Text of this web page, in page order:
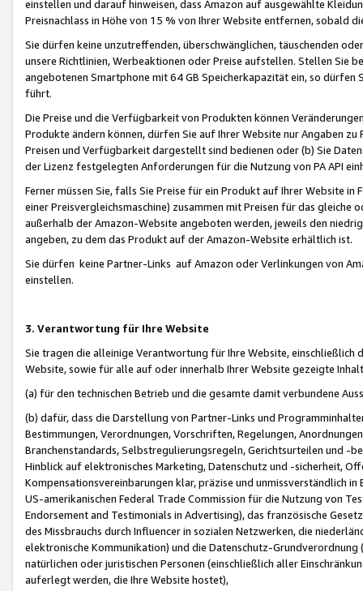
einstellen und darauf hinweisen, dass Amazon auf ausgewählte
Preisnachlass in Höhe von 15 % von Ihrer Website entfernen, sobald
Sie dürfen keine unzutreffenden, überschwänglichen, täuschenden
unsere Richtlinien, Werbeaktionen oder Preise aufstellen. Stellen Sie
angebotenen Smartphone mit 64 GB Speicherkapazität ein, so dürfen
führt.
Die Preise und die Verfügbarkeit von Produkten können
Produkte ändern können, dürfen Sie auf Ihrer Website nur Angaben
Preisen und Verfügbarkeit dargestellt sind bedienen oder (b) Sie
der Lizenz festgelegten Anforderungen für die Nutzung von PA API
Ferner müssen Sie, falls Sie Preise für ein Produkt auf Ihrer Website
einer Preisvergleichsmaschine) zusammen mit Preisen für das
außerhalb der Amazon-Website angeboten werden, jeweils den
angeben, zu dem das Produkt auf der Amazon-Website erhältlich ist.
Sie dürfen keine Partner-Links auf Amazon oder Verlinkungen von
einstellen.
3. Verantwortung für Ihre Website
Sie tragen die alleinige Verantwortung für Ihre Website,
Website, sowie für alle auf oder innerhalb Ihrer Website gezeigte
(a) für den technischen Betrieb und die gesamte damit verbundene
(b) dafür, dass die Darstellung von Partner-Links und
Bestimmungen, Verordnungen, Vorschriften, Regelungen,
Branchenstandards, Selbstregulierungsregeln, Gerichtsurteilen und -
Hinblick auf elektronisches Marketing, Datenschutz und -sicherheit,
Kompensationsvereinbarungen klar, präzise und unmissverständlich
US-amerikanischen Federal Trade Commission für die Nutzung von
Endorsement and Testimonials in Advertising), das französische
des Missbrauchs durch Influencer in sozialen Netzwerken, die
elektronische Kommunikation) und die Datenschutz-
natürlichen oder juristischen Personen (einschließlich aller
auferlegt werden, die Ihre Website hostet),